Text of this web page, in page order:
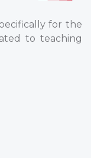
for the
to teaching